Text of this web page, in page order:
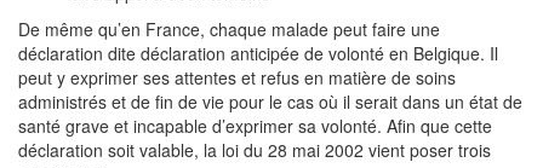
De même qu’en France, chaque malade peut faire une
déclaration dite déclaration anticipée de volonté en Belgique. Il
peut y exprimer ses attentes et refus en matière de soins
administrés et de fin de vie pour le cas où il serait dans un état de
santé grave et incapable d’exprimer sa volonté. Afin que cette
déclaration soit valable, la loi du 28 mai 2002 vient poser trois